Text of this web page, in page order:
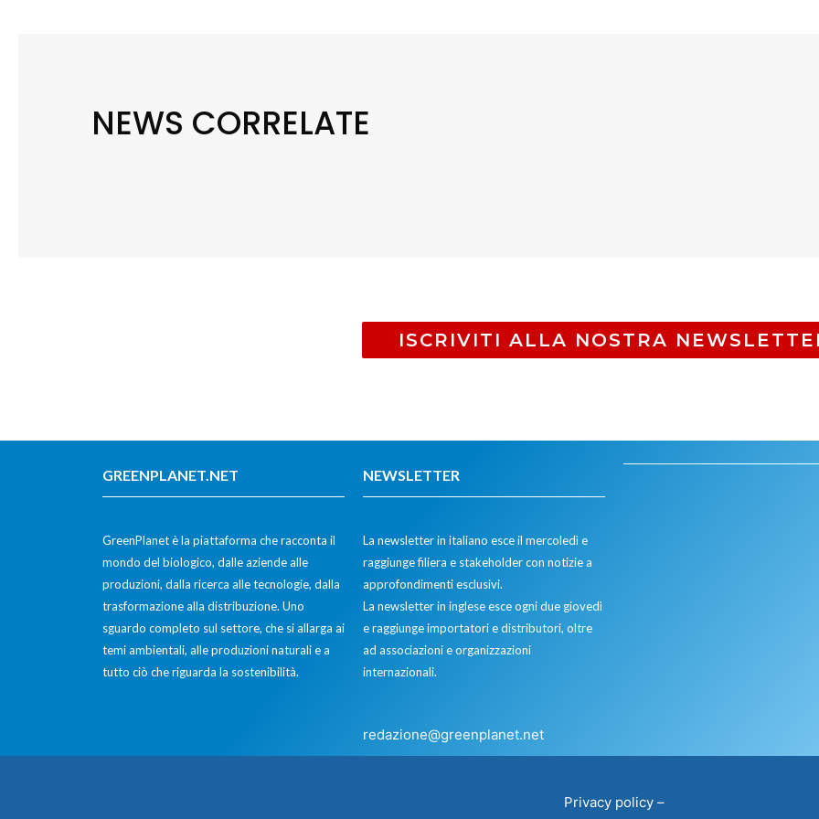
NEWS CORRELATE
ISCRIVITI ALLA NOSTRA
GREENPLANET.NET
GreenPlanet è la piattaforma che racconta il
mondo del biologico, dalle aziende alle
produzioni, dalla ricerca alle tecnologie, dalla
trasformazione alla distribuzione. Uno
sguardo completo sul settore, che si allarga ai
temi ambientali, alle produzioni naturali e a
tutto ciò che riguarda la sostenibilità.
NEWSLETTER
La newsletter in italiano esce il mercoledì e
raggiunge filiera e stakeholder con notizie a
approfondimenti esclusivi.
La newsletter in inglese esce ogni due giovedì
e raggiunge importatori e distributori, oltre
ad associazioni e organizzazioni
internazionali.
redazione@greenplanet.net
Privacy policy –